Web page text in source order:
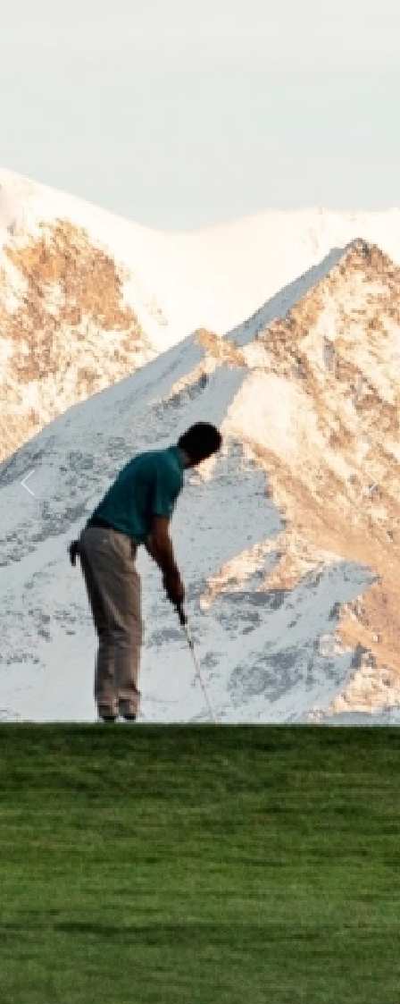
Previous Next